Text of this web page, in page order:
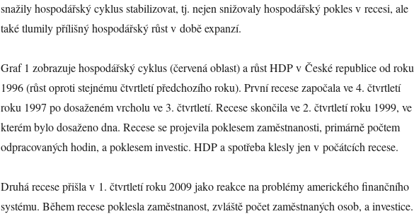
snažily hospodářský cyklus stabilizovat, tj. nejen snižovaly hospodářský pokles v recesi, ale
také tlumily přílišný hospodářský růst v době expanzí.
Graf 1 zobrazuje hospodářský cyklus (červená oblast) a růst HDP v České republice od roku
1996 (růst oproti stejnému čtvrtletí předchozího roku). První recese započala ve 4. čtvrtletí
roku 1997 po dosaženém vrcholu ve 3. čtvrtletí. Recese skončila ve 2. čtvrtletí roku 1999, ve
kterém bylo dosaženo dna. Recese se projevila poklesem zaměstnanosti, primárně počtem
odpracovaných hodin, a poklesem investic. HDP a spotřeba klesly jen v počátcích recese.
Druhá recese přišla v 1. čtvrtletí roku 2009 jako reakce na problémy amerického finančního
systému. Během recese poklesla zaměstnanost, zvláště počet zaměstnaných osob, a investice.